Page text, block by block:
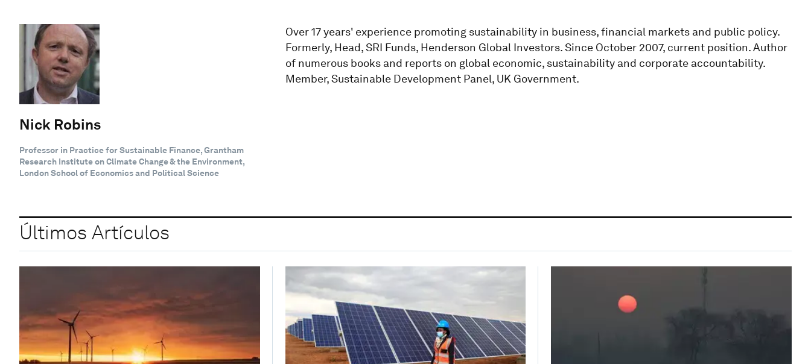
Nick Robins
Professor in Practice for Sustainable Finance, Grantham
Research Institute on Climate Change & the Environment,
London School of Economics and Political Science
Over 17 years' experience promoting sustainability in business, financial markets and public policy.
Formerly, Head, SRI Funds, Henderson Global Investors. Since October 2007, current position. Author
of numerous books and reports on global economic, sustainability and corporate accountability.
Member, Sustainable Development Panel, UK Government.
Últimos Artículos